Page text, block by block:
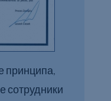
принципа,
сотрудники